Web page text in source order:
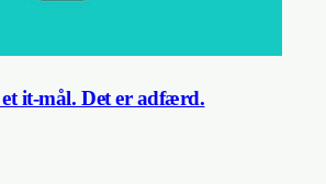
it-mål. Det er adfærd.